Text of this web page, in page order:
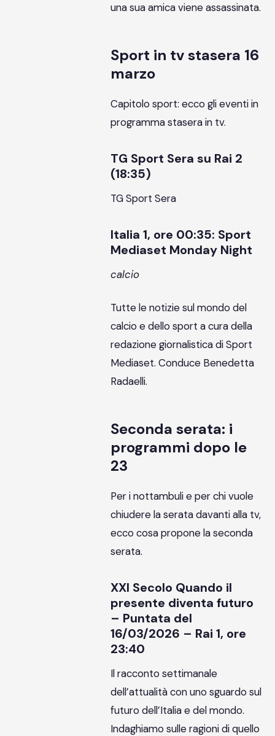
una sua amica viene assassinata.
Sport in tv stasera 16
marzo
Capitolo sport: ecco gli eventi in
programma stasera in tv.
TG Sport Sera su Rai 2
(18:35)
TG Sport Sera
Italia 1, ore 00:35: Sport
Mediaset Monday Night
calcio
Tutte le notizie sul mondo del
calcio e dello sport a cura della
redazione giornalistica di Sport
Mediaset. Conduce Benedetta
Radaelli.
Seconda serata: i
programmi dopo le
23
Per i nottambuli e per chi vuole
chiudere la serata davanti alla tv,
ecco cosa propone la seconda
serata.
XXI Secolo Quando il
presente diventa futuro
– Puntata del
16/03/2026 – Rai 1, ore
23:40
Il racconto settimanale
dell’attualità con uno sguardo sul
futuro dell’Italia e del mondo.
Indaghiamo sulle ragioni di quello